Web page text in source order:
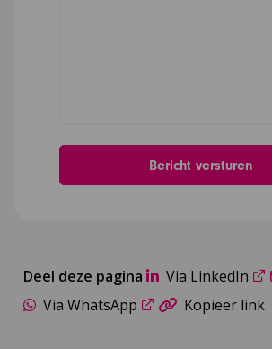
Deel deze pagina Via LinkedIn
Via WhatsApp
Kopieer link